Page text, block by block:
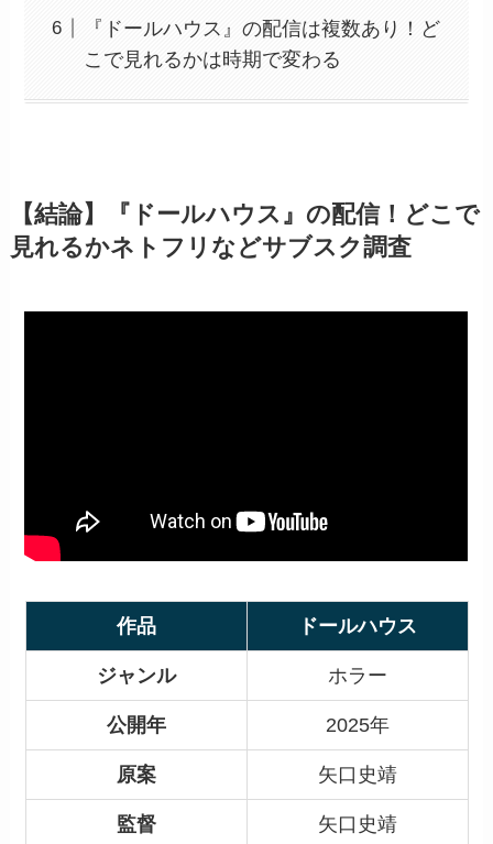
『ドールハウス』の配信は複数あり！ど
こで見れるかは時期で変わる
【結論】『ドールハウス』の配信！どこで
見れるかネトフリなどサブスク調査
作品 ドールハウス
ジャンル ホラー
公開年 2025年
原案 矢口史靖
監督 矢口史靖